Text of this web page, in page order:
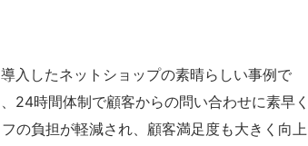
入したネットショップの素晴らしい事例で
24時間体制で顧客からの問い合わせに素早く
の負担が軽減され、顧客満足度も大きく向上